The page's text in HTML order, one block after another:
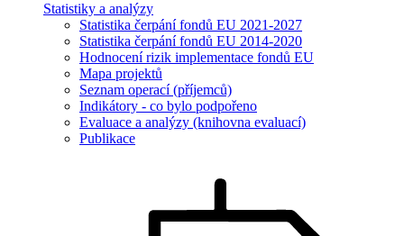
Statistiky a analýzy
Statistika čerpání fondů EU 2021-2027
Statistika čerpání fondů EU 2014-2020
Hodnocení rizik implementace fondů EU
Mapa projektů
Seznam operací (příjemců)
Indikátory - co bylo podpořeno
Evaluace a analýzy (knihovna evaluací)
Publikace